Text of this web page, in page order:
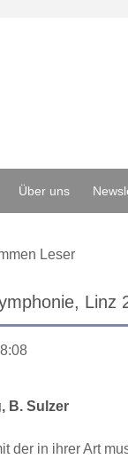
Über uns
Leser
Linz
B. Sulzer
der in ihrer Art